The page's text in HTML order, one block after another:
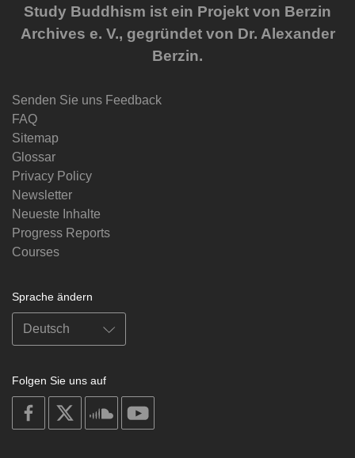
Study Buddhism ist ein Projekt von Berzin
Archives e. V., gegründet von Dr. Alexander
Berzin.
Senden Sie uns Feedback
FAQ
Sitemap
Glossar
Privacy Policy
Newsletter
Neueste Inhalte
Progress Reports
Courses
Sprache ändern
Folgen Sie uns auf
on
facebook
soundcloud